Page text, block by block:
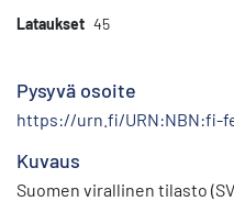
Lataukset 45
Pysyvä osoite
https://urn.fi/URN:NBN:fi-
Kuvaus
Suomen virallinen tilasto